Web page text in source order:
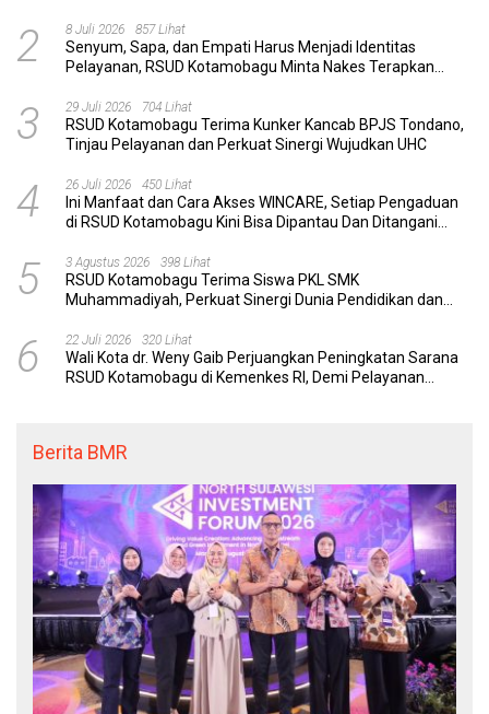
2 8 Juli 2026 857 Lihat
Senyum, Sapa, dan Empati Harus Menjadi Identitas
Pelayanan, RSUD Kotamobagu Minta Nakes Terapkan
3 29 Juli 2026 704 Lihat
RSUD Kotamobagu Terima Kunker Kancab BPJS Tondano,
Tinjau Pelayanan dan Perkuat Sinergi Wujudkan UHC
4 26 Juli 2026 450 Lihat
Ini Manfaat dan Cara Akses WINCARE, Setiap Pengaduan
di RSUD Kotamobagu Kini Bisa Dipantau Dan Ditangani
5 3 Agustus 2026 398 Lihat
RSUD Kotamobagu Terima Siswa PKL SMK
Muhammadiyah, Perkuat Sinergi Dunia Pendidikan dan
6 22 Juli 2026 320 Lihat
Wali Kota dr. Weny Gaib Perjuangkan Peningkatan Sarana
RSUD Kotamobagu di Kemenkes RI, Demi Pelayanan
Berita BMR